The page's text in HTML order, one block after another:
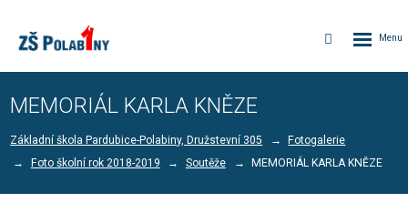
Vyhledávání
MEMORIÁL KARLA KNĚZE
Základní škola Pardubice-Polabiny, Družstevní 305
Fotogalerie
Foto školní rok 2018-2019
Soutěže MEMORIÁL KARLA KNĚZE